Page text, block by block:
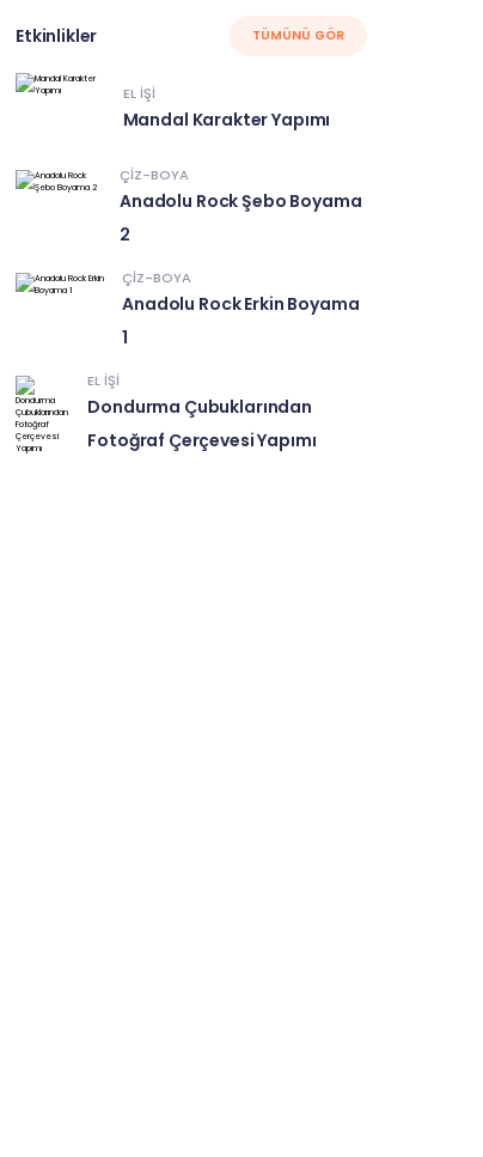
Etkinlikler TÜMÜNÜ GÖR
EL IŞI
Mandal Karakter Yapımı
ÇIZ-BOYA
Anadolu Rock Şebo Boyama
2
ÇIZ-BOYA
Anadolu Rock Erkin Boyama
1
EL IŞI
Dondurma Çubuklarından
Fotoğraf Çerçevesi Yapımı